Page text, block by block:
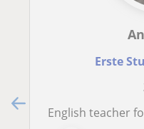
Erste
English teacher